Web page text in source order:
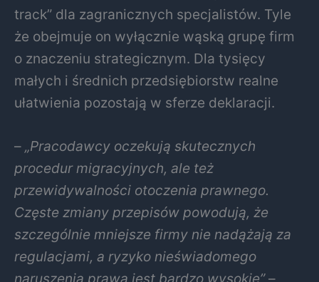
track” dla zagranicznych specjalistów. Tyle
że obejmuje on wyłącznie wąską grupę firm
o znaczeniu strategicznym. Dla tysięcy
małych i średnich przedsiębiorstw realne
ułatwienia pozostają w sferze deklaracji.
– „Pracodawcy oczekują skutecznych
procedur migracyjnych, ale też
przewidywalności otoczenia prawnego.
Częste zmiany przepisów powodują, że
szczególnie mniejsze firmy nie nadążają za
regulacjami, a ryzyko nieświadomego